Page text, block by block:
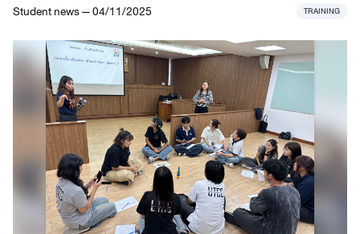
Student news — 04/11/2025 TRAINING